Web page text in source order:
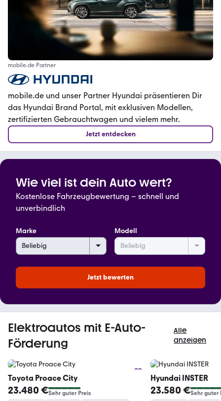
mobile.de Partner
mobile.de​ und unser Partner Hyundai präsentieren Dir
das Hyundai Brand Portal, mit exklusiven Modellen,
zertifizierten Gebrauchtwagen und vielem mehr.
Jetzt entdecken
Wie viel ist dein Auto wert?
Kostenlose Fahrzeugbewertung – schnell und
unverbindlich
Marke Modell
Jetzt bewerten
Elektroautos mit E-Auto-
Förderung
Alle
anzeigen
Toyota Proace City
23.480 €Sehr guter Preis
Hyundai INSTER
23.580 €Sehr guter